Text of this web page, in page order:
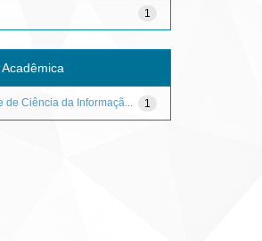
1
1
de Ciência da Informaçã...